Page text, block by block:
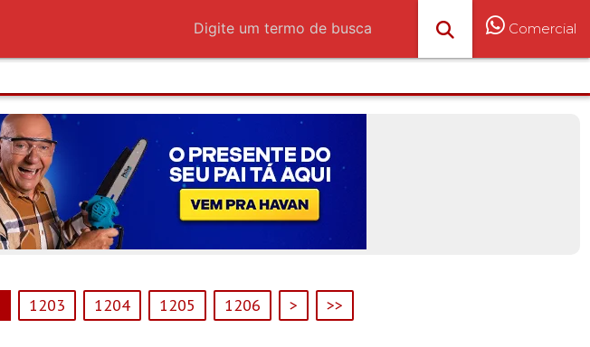
Comercial
1203 1204 1205 1206 > >>